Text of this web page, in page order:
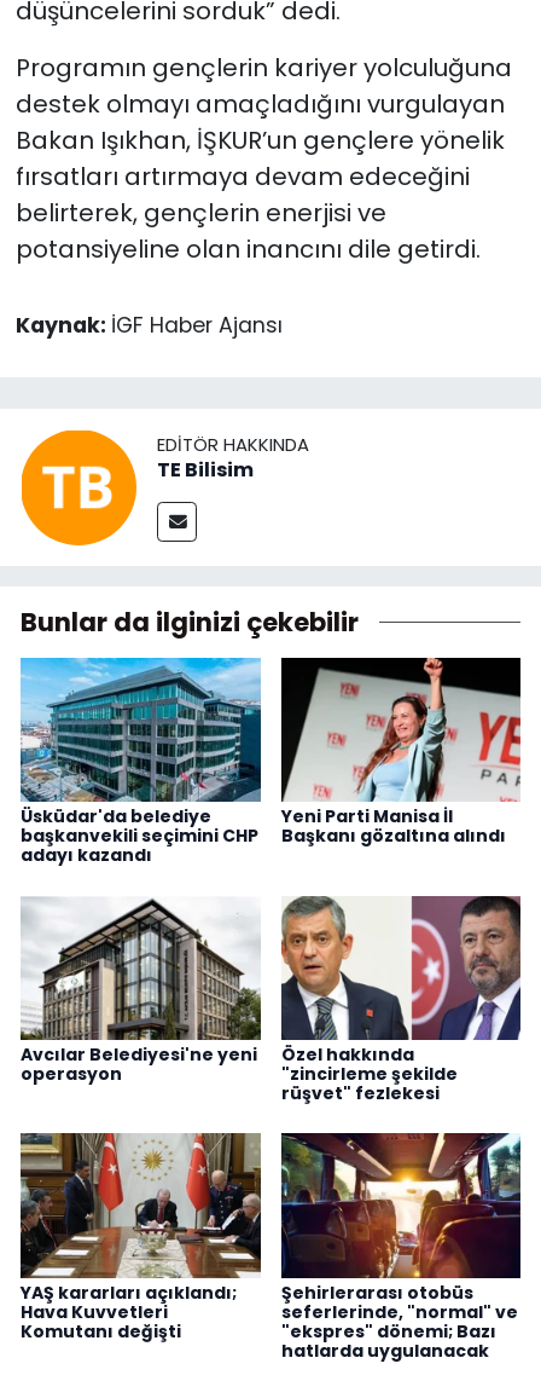
düşüncelerini sorduk” dedi.
Programın gençlerin kariyer yolculuğuna
destek olmayı amaçladığını vurgulayan
Bakan Işıkhan, İŞKUR’un gençlere yönelik
fırsatları artırmaya devam edeceğini
belirterek, gençlerin enerjisi ve
potansiyeline olan inancını dile getirdi.
Kaynak: İGF Haber Ajansı
EDITÖR HAKKINDA
TE Bilisim
Bunlar da ilginizi çekebilir
Üsküdar'da belediye
başkanvekili seçimini CHP
adayı kazandı
Yeni Parti Manisa İl
Başkanı gözaltına alındı
Avcılar Belediyesi'ne yeni
operasyon
Özel hakkında
"zincirleme şekilde
rüşvet" fezlekesi
YAŞ kararları açıklandı;
Hava Kuvvetleri
Komutanı değişti
Şehirlerarası otobüs
seferlerinde, "normal" ve
"ekspres" dönemi; Bazı
hatlarda uygulanacak